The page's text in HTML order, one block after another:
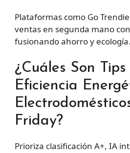
Plataformas como Go
ventas en segunda mano
fusionando ahorro y ecología.
¿Cuáles Son
Eficiencia
Friday?
Prioriza clasificación A+, IA